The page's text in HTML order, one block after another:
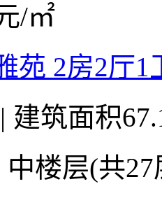
/㎡
苑 2房2厅1
| 建筑面积
中楼层(共